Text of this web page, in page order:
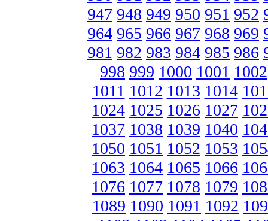
947 948 949 950 951 952
964 965 966 967 968 969
981 982 983 984 985 986
998 999 1000 1001 1002
1011 1012 1013 1014
1024 1025 1026 1027
1037 1038 1039 1040
1050 1051 1052 1053
1063 1064 1065 1066
1076 1077 1078 1079
1089 1090 1091 1092